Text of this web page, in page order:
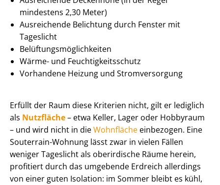
mindestens 2,30 Meter)
Ausreichende Belichtung durch Fenster mit
Tageslicht
Be­lüf­tungs­mög­lich­kei­ten
Wärme- und Feuch­tig­keits­schutz
Vorhandene Heizung und Stromversorgung
Erfüllt der Raum diese Kriterien nicht, gilt er lediglich
als Nutzfläche– etwa Keller, Lager oder Hobbyraum
– und wird nicht in dieWohnfläche einbezogen. Eine
Souterrain-Wohnung lässt zwar in vielen Fällen
weniger Tageslicht als oberirdische Räume herein,
profitiert durch das umgebende Erdreich allerdings
von einer guten Isolation: im Sommer bleibt es kühl,